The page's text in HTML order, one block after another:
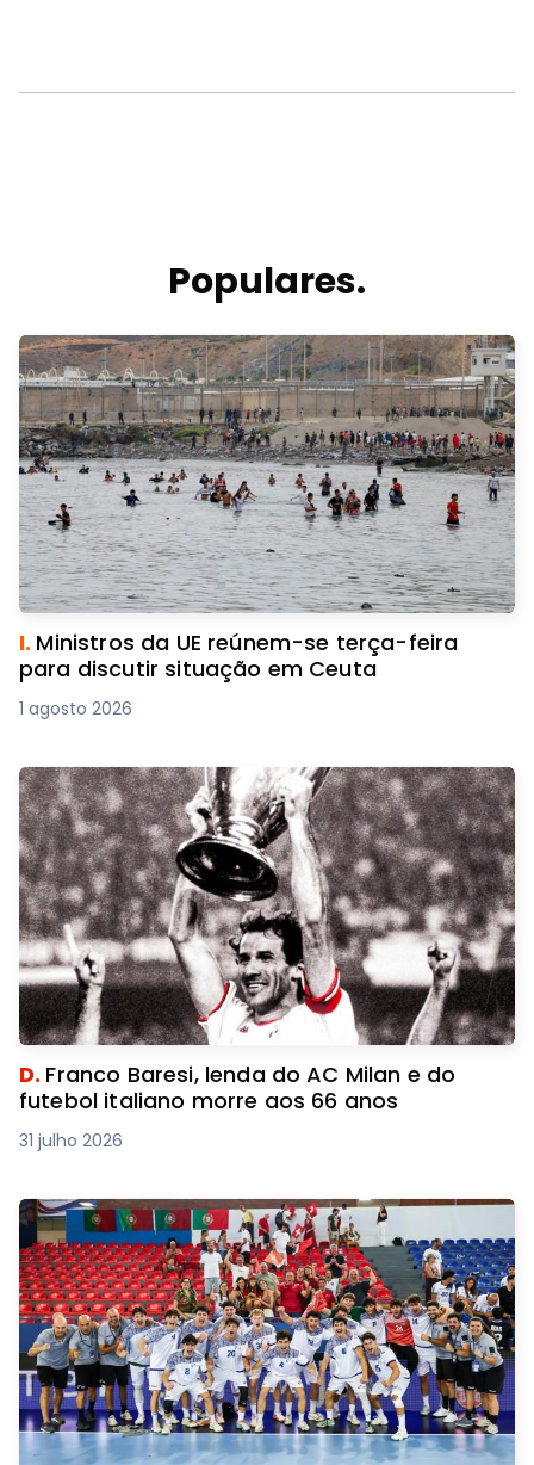
Populares.
I. Ministros da UE reúnem-se terça-feira
para discutir situação em Ceuta
1 agosto 2026
D. Franco Baresi, lenda do AC Milan e do
futebol italiano morre aos 66 anos
31 julho 2026